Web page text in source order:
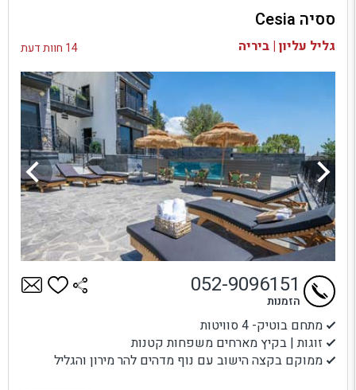
בדיקת זמינות ומחירים
ססיה Cesia
גליל עליון | ביריה 14 חוות דעת
מתחם בוטיק- 4 סוויטות
זוגות | בקיץ מארחים משפחות קטנות
ממוקם בקצה הישוב עם נוף מדהים להר מירון והגליל
052-9096151
הזמנות